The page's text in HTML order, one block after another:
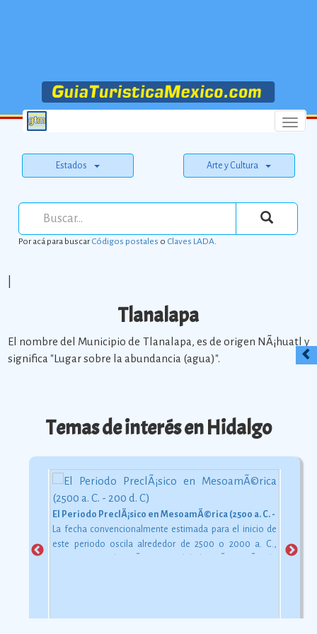
Menu
Estados Arte y Cultura
Por acá para buscarCódigos postales o Claves LADA.
Tlanalapa
El nombre del Municipio de Tlanalapa, es de origen NÃ¡huatl y
significa "Lugar sobre la abundancia (agua)".
Temas de interés en Hidalgo
El Periodo PreclÃ¡sico en MesoamÃ©rica (2500 a. C. - 200 d. C)
La fecha convencionalmente estimada para el inicio de
este periodo oscila alrededor de 2500 o 2000 a. C.,